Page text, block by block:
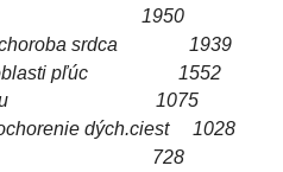
1950
choroba srdca 1939
v oblasti pľúc 1552
1075
dých.ciest 1028
728